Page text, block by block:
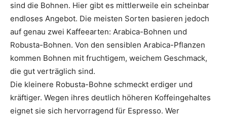
sind die Bohnen. Hier gibt es mittlerweile ein scheinbar
endloses Angebot. Die meisten Sorten basieren jedoch
auf genau zwei Kaffeearten: Arabica-Bohnen und
Robusta-Bohnen. Von den sensiblen Arabica-Pflanzen
kommen Bohnen mit fruchtigem, weichem Geschmack,
die gut verträglich sind.
Die kleinere Robusta-Bohne schmeckt erdiger und
kräftiger. Wegen ihres deutlich höheren Koffeingehaltes
eignet sie sich hervorragend für Espresso. Wer